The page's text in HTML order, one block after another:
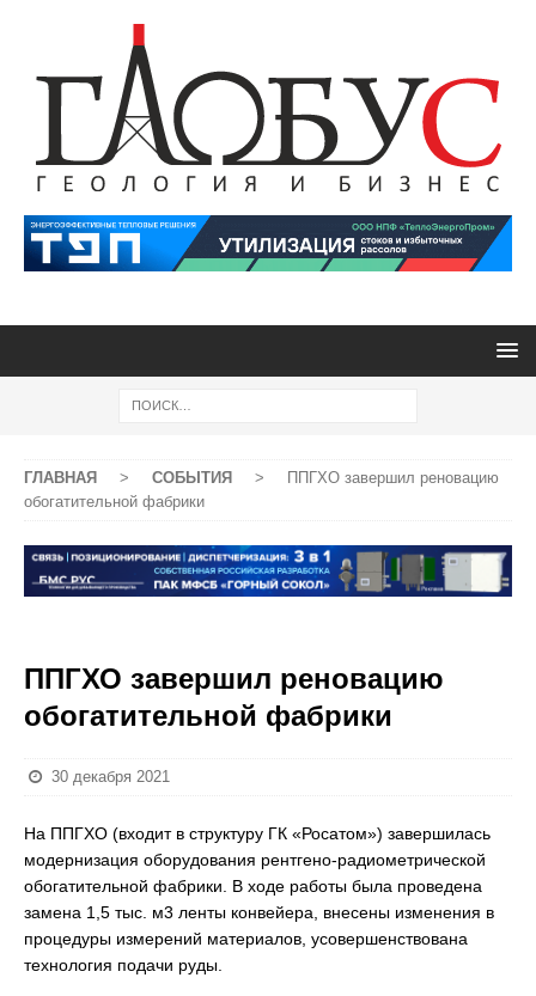
ГЛАВНАЯ > СОБЫТИЯ >
ППГХО завершил реновацию
обогатительной фабрики
ППГХО завершил реновацию
обогатительной фабрики
30 декабря 2021
На ППГХО (входит в структуру ГК «Росатом») завершилась
модернизация оборудования рентгено-радиометрической
обогатительной фабрики. В ходе работы была проведена
замена 1,5 тыс. м3 ленты конвейера, внесены изменения в
процедуры измерений материалов, усовершенствована
технология подачи руды.